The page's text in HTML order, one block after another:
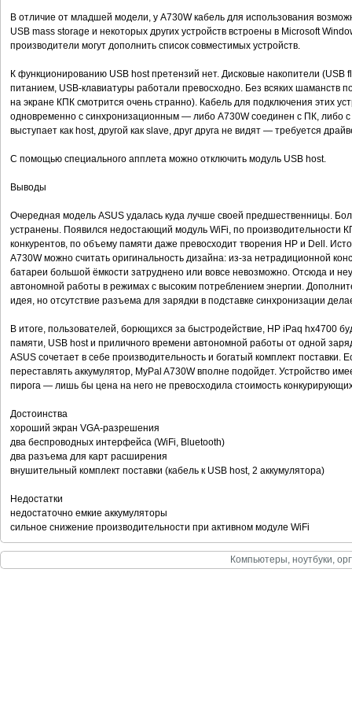
В отличие от младшей модели, у A730W кабель для использования
USB mass storage и некоторых других устройств встроены в Microsoft
производители могут дополнить список совместимых устройств.
К функционированию USB host претензий нет. Дисковые накопители (USB
питанием, USB-клавиатуры работали превосходно. Без всяких шаманств
на экране КПК смотрится очень странно). Кабель для подключения этих
одновременно с синхронизационным — либо A730W соединен с ПК, либо
выступает как host, другой как slave, друг друга не видят — требуется
С помощью специального апплета можно отключить модуль USB host.
Выводы
Очередная модель ASUS удалась куда лучше своей предшественницы.
устранены. Появился недостающий модуль WiFi, по производительности
конкурентов, по объему памяти даже превосходит творения HP и Dell.
A730W можно считать оригинальность дизайна: из-за нетрадиционной
батареи большой ёмкости затруднено или вовсе невозможно. Отсюда и
автономной работы в режимах с высоким потреблением энергии.
идея, но отсутствие разъема для зарядки в подставке синхронизации
В итоге, пользователей, борющихся за быстродействие, HP iPaq hx4700
памяти, USB host и приличного времени автономной работы от одной
ASUS сочетает в себе производительность и богатый комплект поставки.
переставлять аккумулятор, MyPal A730W вполне подойдет. Устройство
пирога — лишь бы цена на него не превосходила стоимость
Достоинства
хороший экран VGA-разрешения
два беспроводных интерфейса (WiFi, Bluetooth)
два разъема для карт расширения
внушительный комплект поставки (кабель к USB host, 2 аккумулятора)
Недостатки
недостаточно емкие аккумуляторы
сильное снижение производительности при активном модуле WiFi
Компьютеры, ноутбуки,